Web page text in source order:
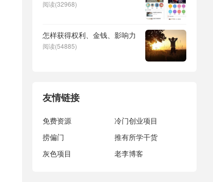
阅读(32968)
怎样获得权利、金钱、影响力
阅读(54885)
友情链接
免费资源
冷门创业项目
捞偏门
推有所学干货
灰色项目
老李博客